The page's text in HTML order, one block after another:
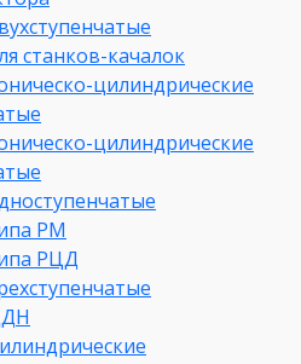
станков-качалок
цилиндрические
цилиндрические
РМ
РЦД